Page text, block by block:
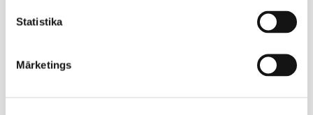
Statistika
Mārketings